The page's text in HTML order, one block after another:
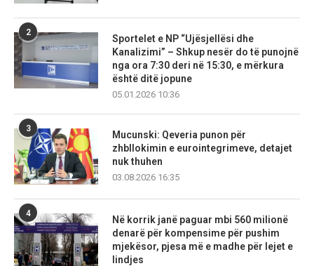
2
Sportelet e NP “Ujësjellësi dhe
Kanalizimi” – Shkup nesër do të punojnë
nga ora 7:30 deri në 15:30, e mërkura
është ditë jopune
05.01.2026 10:36
3
Mucunski: Qeveria punon për
zhbllokimin e eurointegrimeve, detajet
nuk thuhen
03.08.2026 16:35
4
Në korrik janë paguar mbi 560 milionë
denarë për kompensime për pushim
mjekësor, pjesa më e madhe për lejet e
lindjes